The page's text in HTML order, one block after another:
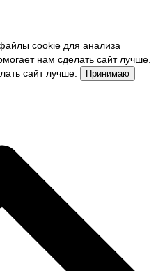
cookie для анализа
нам сделать сайт лучше.
сайт лучше.
Принимаю